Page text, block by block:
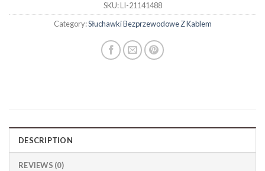
SKU:LI-21141488
Category:Słuchawki Bezprzewodowe Z Kablem
DESCRIPTION
REVIEWS (0)